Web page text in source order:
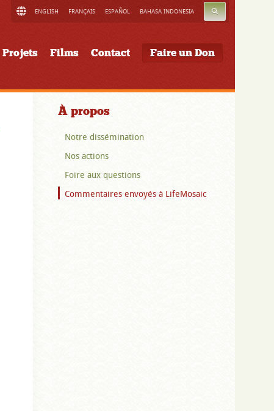
ENGLISH FRANÇAIS ESPAÑOL BAHASA INDONESIA RECHERCHE
Projets Films Contact Faire un Don
À propos
Notre dissémination
Nos actions
Foire aux questions
Commentaires envoyés à LifeMosaic